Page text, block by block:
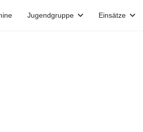
Jugendgruppe Einsätze